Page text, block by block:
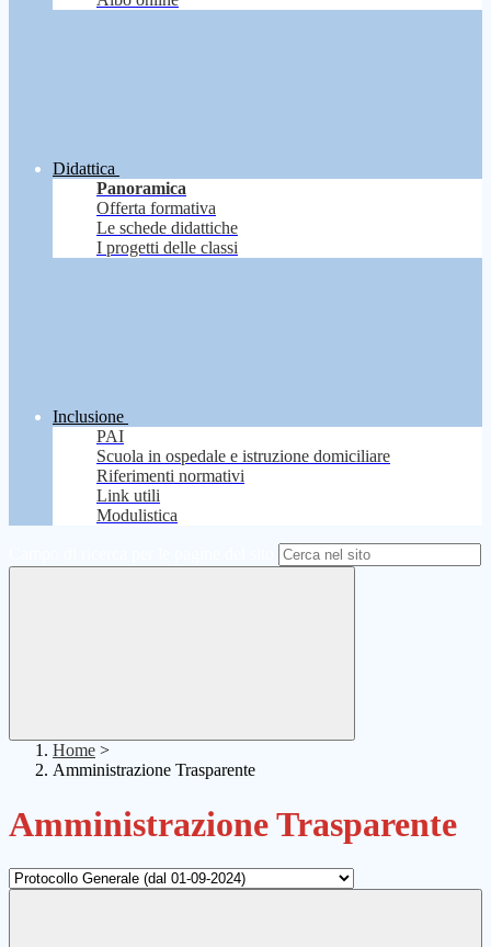
Didattica
Panoramica
Offerta formativa
Le schede didattiche
I progetti delle classi
Inclusione
PAI
Scuola in ospedale e istruzione domiciliare
Riferimenti normativi
Link utili
Modulistica
Home >
Amministrazione Trasparente
Amministrazione Trasparente